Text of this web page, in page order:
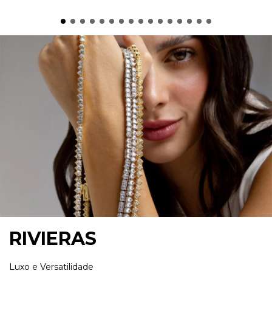
RIVIERAS
Luxo e Versatilidade